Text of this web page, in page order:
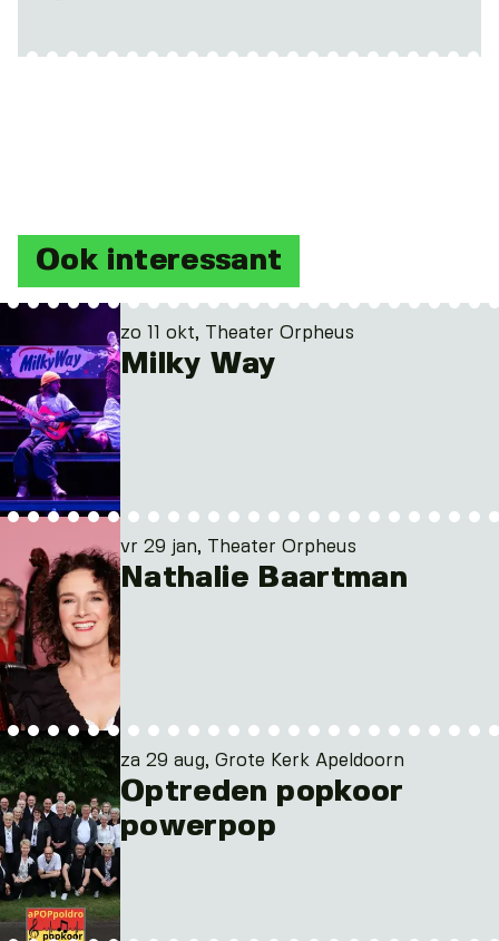
Ook interessant
zo 11 okt, Theater Orpheus
Milky Way
vr 29 jan, Theater Orpheus
Nathalie Baartman
za 29 aug, Grote Kerk Apeldoorn
Optreden popkoor
powerpop